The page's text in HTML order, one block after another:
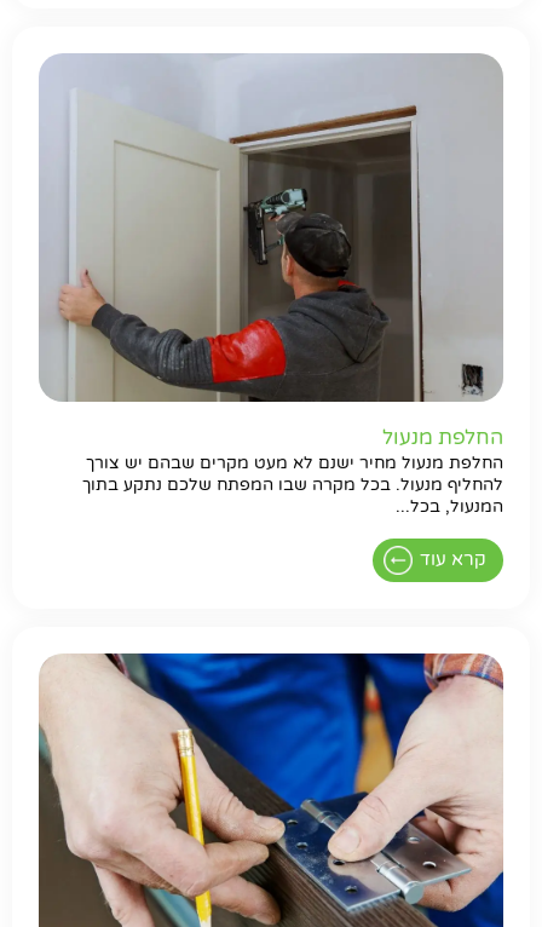
החלפת מנעול
החלפת מנעול מחיר ישנם לא מעט מקרים שבהם יש צורך
להחליף מנעול. בכל מקרה שבו המפתח שלכם נתקע בתוך
המנעול, בכל...
קרא עוד